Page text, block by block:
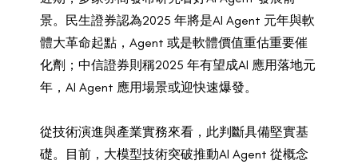
景。民生證券認為2025 年將是AI Agent 元年與軟
體大革命起點，Agent 或是軟體價值重估重要催
化劑；中信證券則稱2025 年有望成AI 應用落地元
年，AI Agent 應用場景或迎快速爆發。
從技術演進與產業實務來看，此判斷具備堅實基
礎。目前，大模型技術突破推動AI Agent 從概念